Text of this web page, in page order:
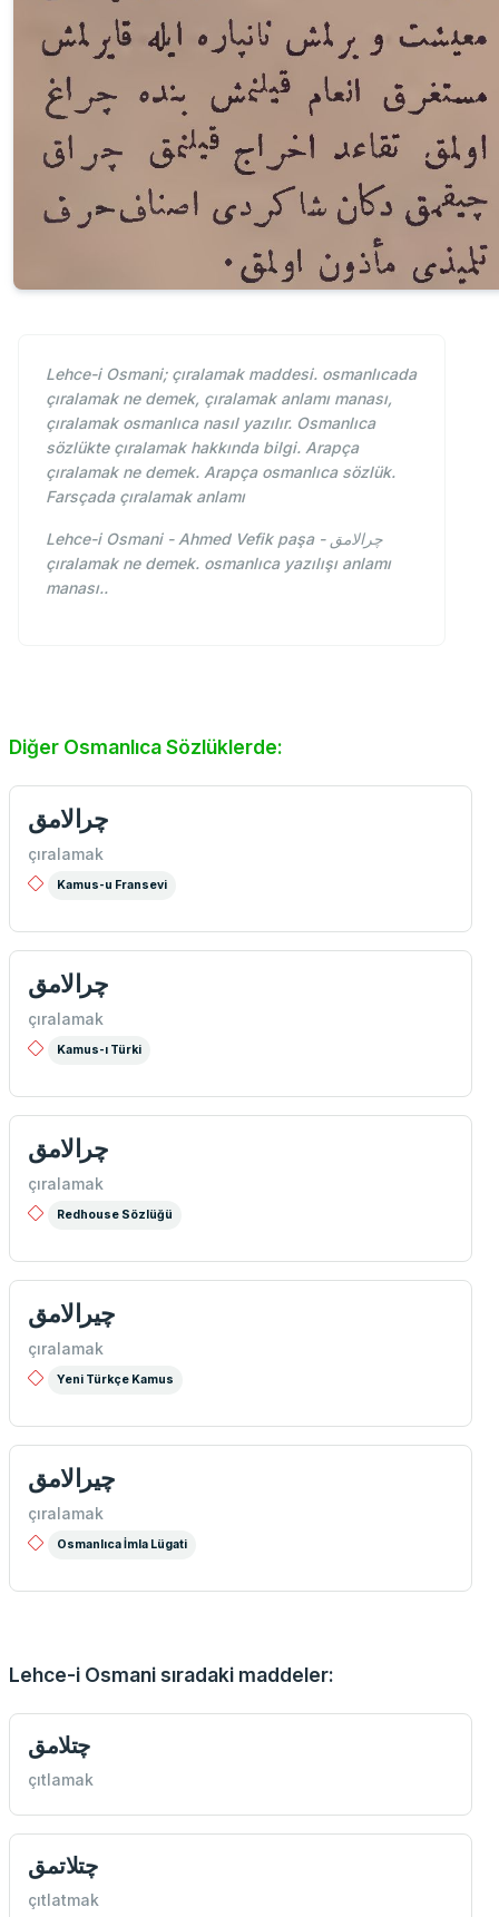
Lehce-i Osmani; çıralamak maddesi. osmanlıcada
çıralamak ne demek, çıralamak anlamı manası,
çıralamak osmanlıca nasıl yazılır. Osmanlıca
sözlükte çıralamak hakkında bilgi. Arapça
çıralamak ne demek. Arapça osmanlıca sözlük.
Farsçada çıralamak anlamı
Lehce-i Osmani - Ahmed Vefik paşa - چرالامق
çıralamak ne demek. osmanlıca yazılışı anlamı
manası..
Diğer Osmanlıca Sözlüklerde:
چرالامق
çıralamak
Kamus-u Fransevi
چرالامق
çıralamak
Kamus-ı Türki
چرالامق
çıralamak
Redhouse Sözlüğü
چيرالامق
çıralamak
Yeni Türkçe Kamus
چیرالامق
çıralamak
Osmanlıca İmla Lügati
Lehce-i Osmani sıradaki maddeler:
چتلامق
çıtlamak
چتلاتمق
çıtlatmak